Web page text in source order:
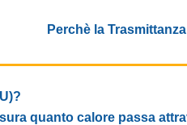
Perchè la
quanto calore passa